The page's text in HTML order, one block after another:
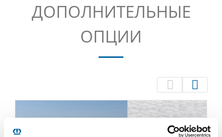
ДОПОЛНИТЕЛЬНЫЕ
ОПЦИИ